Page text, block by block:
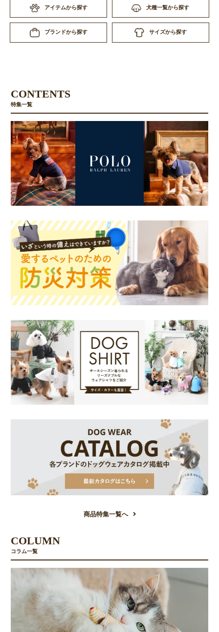
アイテムから探す 犬種一覧から探す
ブランドから探す サイズから探す
CONTENTS
特集一覧
商品特集一覧へ
COLUMN
コラム一覧